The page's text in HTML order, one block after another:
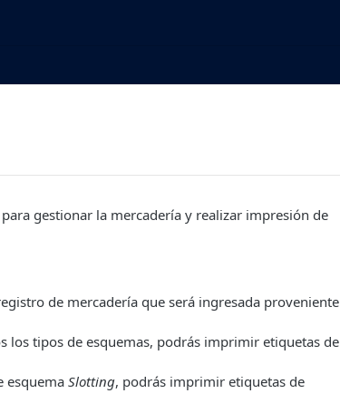
gestionar la mercadería y realizar impresión de
de mercadería que será ingresada proveniente
los tipos de esquemas, podrás imprimir etiquetas de
esquemaSlotting, podrás imprimir etiquetas de